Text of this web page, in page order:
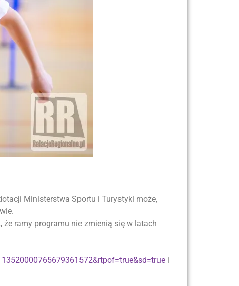
Ministerstwa Sportu i Turystyki może,
ramy programu nie zmienią się w latach
i